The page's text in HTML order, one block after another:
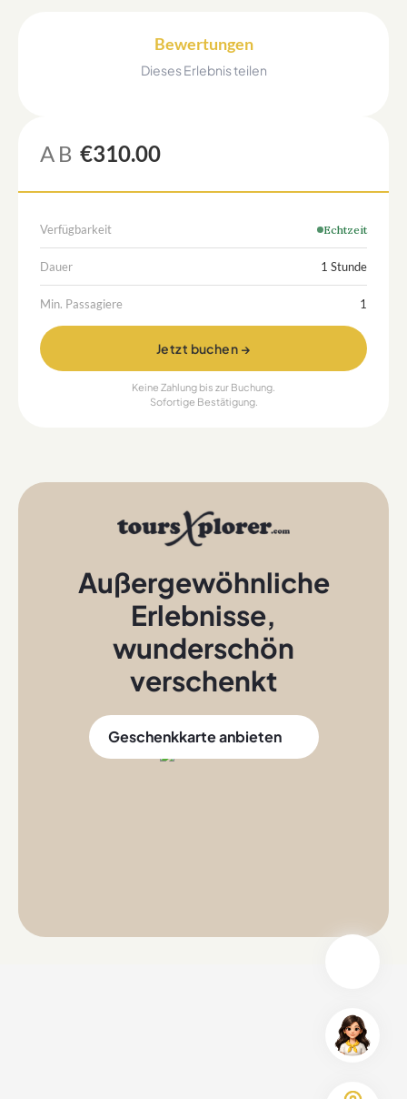
Bewertungen
Dieses Erlebnis teilen
AB €310.00
Verfügbarkeit Echtzeit
Dauer 1 Stunde
Min. Passagiere 1
Jetzt buchen →
Keine Zahlung bis zur Buchung.
Sofortige Bestätigung.
Außergewöhnliche
Erlebnisse,
wunderschön
verschenkt
Geschenkkarte anbieten